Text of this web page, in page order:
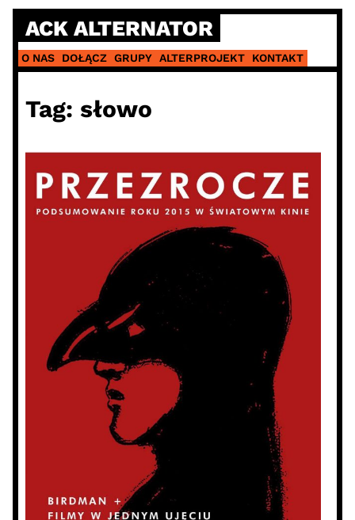
Skip
content
ACK ALTERNATOR
O NAS DOŁĄCZ GRUPY ALTERPROJEKT KONTAKT
Tag: słowo